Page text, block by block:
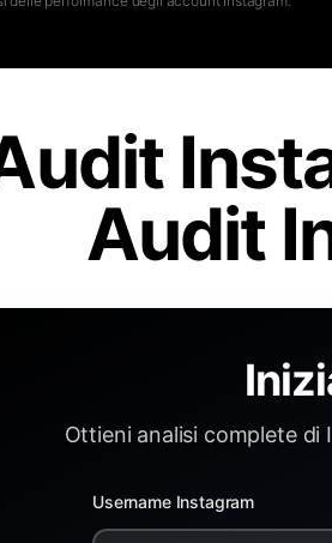
Audit
Ottieni analisi complete di
Username Instagram